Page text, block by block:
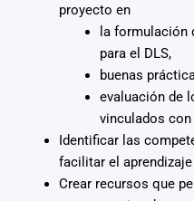
proyecto en
la formulación
para el DLS,
buenas
evaluación de
vinculados
Identificar las
facilitar el
Crear recursos que